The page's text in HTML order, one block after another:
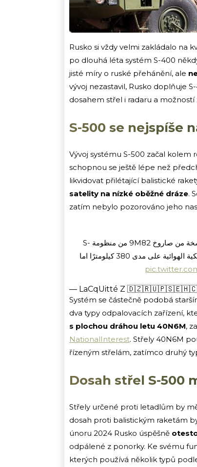
Rusko si vždy velmi zakládalo na
po dlouhá léta systém S-400
jisté míry o ruské přehánění, ale
vývoj nezastavil, Rusko doplňuje
dosahem střel i radaru a
S-500 se nejspíše
Vývoj systému S-500 začal kolem
schopnou se ještě lépe než
likvidovat přilétající balistické
satelity na nízké oběžné dráze.
zatím nebylo pozorováno jeho
صاروخ 40N6M من منظومة S-400 وكذلك صاروخ 77N6-N الجديد وهو نسخة من صاروخ 9M82 من منظومة S-
300V ولكن بمرحلة أولى أكثر قوة. مهمة 40N6 هي إسقاط الأهداف الديناميكية الهوائية على مدى 380 كيلومترًا اما
— LaCqUitté Z
Systém se částečně podobá
dva typy odpalovacích zařízení,
s plochou dráhou letu 40N6M,
NationalInterest. Střely 40N6M
řízeným střelám, zatímco druhý
Dosah střel S-500
Střely určené proti letadlům by
dosah proti balistickým raketám
únoru 2024 Rusko úspěšně
odpálené z ponorky. Ke svému
kterých používá několik typů